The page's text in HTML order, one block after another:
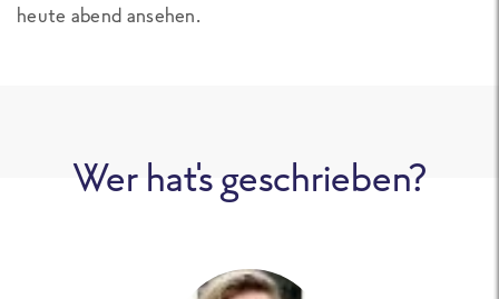
heute abend ansehen.
Wer hat's geschrieben?